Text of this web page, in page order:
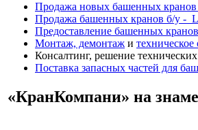
Продажа новых башенных кранов
Продажа башенных кранов б/у -
Предоставление башенных
Монтаж, демонтаж и
Консалтинг, решение
Поставка запасных частей для
«КранКомпани» на